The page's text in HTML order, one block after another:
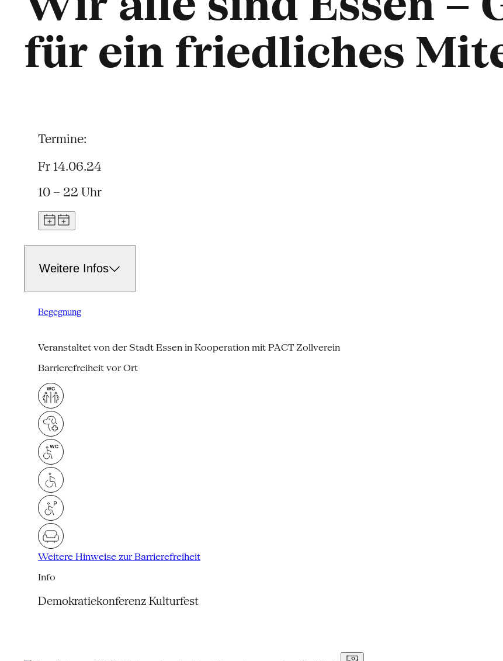
für ein friedliches
Termine:
Fr 14.06.24
10 – 22 Uhr
Weitere Infos
Begegnung
Veranstaltet von der Stadt Essen in Kooperation mit PACT Zollverein
Barrierefreiheit vor Ort
Weitere Hinweise zur Barrierefreiheit
Info
Demokratiekonferenz Kulturfest